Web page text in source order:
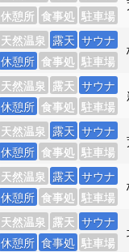
休憩所 食事処 駐車場
天然温泉 露天 サウナ
休憩所 食事処 駐車場
天然温泉 露天 サウナ
休憩所 食事処 駐車場
天然温泉 露天 サウナ
休憩所 食事処 駐車場
天然温泉 露天 サウナ
休憩所 食事処 駐車場
天然温泉 露天 サウナ
休憩所 食事処 駐車場